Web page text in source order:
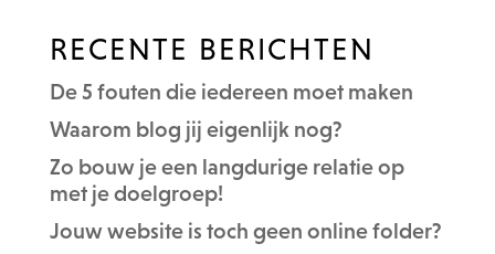
RECENTE BERICHTEN
De 5 fouten die iedereen moet maken
Waarom blog jij eigenlijk nog?
Zo bouw je een langdurige relatie op
met je doelgroep!
Jouw website is toch geen online folder?